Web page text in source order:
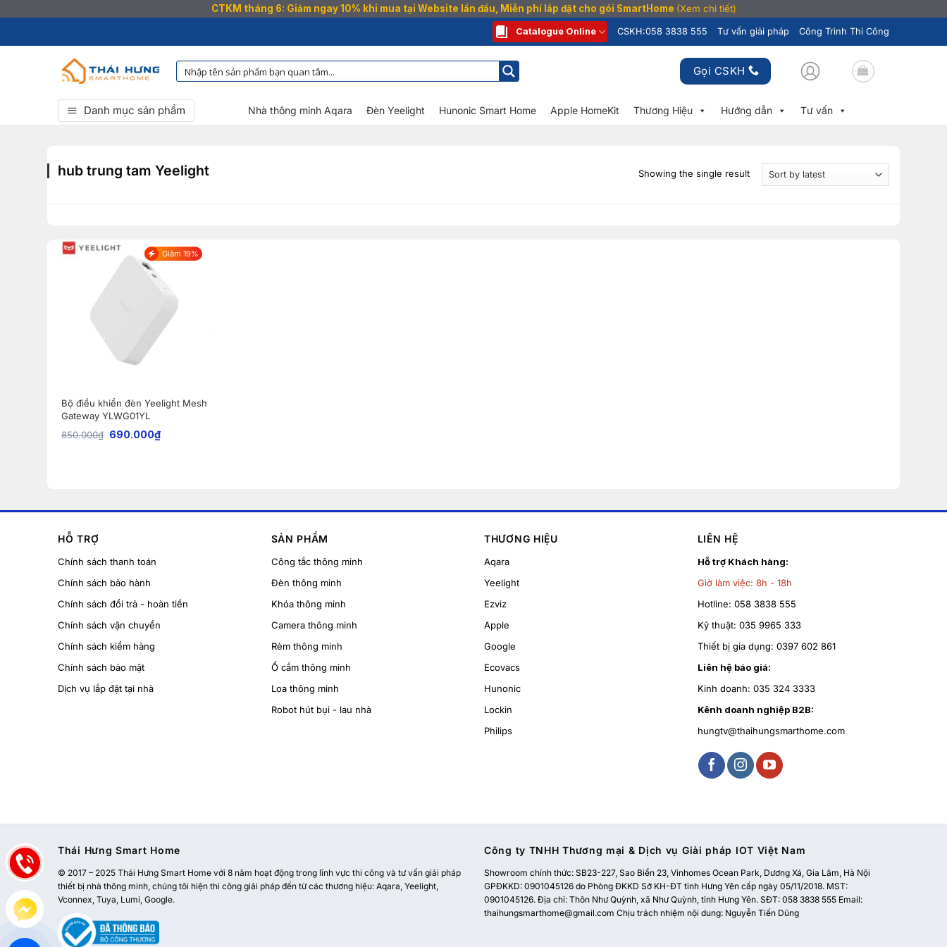
CTKM tháng 6: Giảm ngay 10% khi mua tại Website lần đầu, Miễn phí lắp đặt cho gói SmartHome (Xem chi tiết)
qua
Catalogue Online CSKH:058 3838 555 Tư vấn giải pháp Công Trình Thi Công
Gọi CSKH
Danh mục sản phẩm Nhà thông minh Aqara Đèn Yeelight Hunonic Smart Home Apple HomeKit Thương Hiệu Hướng dẫn Tư vấn
hub trung tam Yeelight Showing the single result
Giảm 19%
Bộ điều khiển đèn Yeelight Mesh
Gateway YLWG01YL
850.000₫ 690.000₫
HỖ TRỢ
Chính sách thanh toán
Chính sách bảo hành
Chính sách đổi trả - hoàn tiền
Chính sách vận chuyển
Chính sách kiểm hàng
Chính sách bảo mật
Dịch vụ lắp đặt tại nhà
SẢN PHẨM
Công tắc thông minh
Đèn thông minh
Khóa thông minh
Camera thông minh
Rèm thông minh
Ổ cắm thông minh
Loa thông minh
Robot hút bụi - lau nhà
THƯƠNG HIỆU
Aqara
Yeelight
Ezviz
Apple
Google
Ecovacs
Hunonic
Lockin
Philips
LIÊN HỆ
Hỗ trợ Khách hàng:
Giờ làm việc: 8h - 18h
Hotline: 058 3838 555
Kỹ thuật: 035 9965 333
Thiết bị gia dụng: 0397 602 861
Liên hệ báo giá:
Kinh doanh: 035 324 3333
Kênh doanh nghiệp B2B:
hungtv@thaihungsmarthome.com
Thái Hưng Smart Home
© 2017 – 2025 Thái Hưng Smart Home với 8 năm hoạt động trong lĩnh vực thi công và tư vấn giải pháp
thiết bị nhà thông minh, chúng tôi hiện thi công giải pháp đến từ các thương hiệu: Aqara, Yeelight,
Vconnex, Tuya, Lumi, Google.
Công ty TNHH Thương mại & Dịch vụ Giải pháp IOT Việt Nam
Showroom chính thức: SB23-227, Sao Biển 23, Vinhomes Ocean Park, Dương Xá, Gia Lâm, Hà Nội
GPĐKKD: 0901045126 do Phòng ĐKKD Sở KH-ĐT tỉnh Hưng Yên cấp ngày 05/11/2018. MST:
0901045126. Địa chỉ: Thôn Như Quỳnh, xã Như Quỳnh, tỉnh Hưng Yên. SĐT: 058 3838 555 Email:
thaihungsmarthome@gmail.com Chịu trách nhiệm nội dung: Nguyễn Tiến Dũng